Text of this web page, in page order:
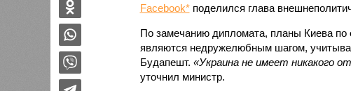
Facebook*поделился глава
По замечанию дипломата, планы Киева
являются недружелюбным шагом,
Будапешт. «Украина не имеет никакого
уточнил министр.